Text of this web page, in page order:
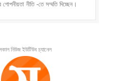
নীতি -তে সম্মতি দিচ্ছেন।
নিউজ ইউটিউব চ্যানেল